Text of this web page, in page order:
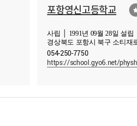
포항영신고등학교
사립 │ 1991년 09월 28일 설립
경상북도 포항시 북구 소티재
054-250-7750
https://school.gyo6.net/